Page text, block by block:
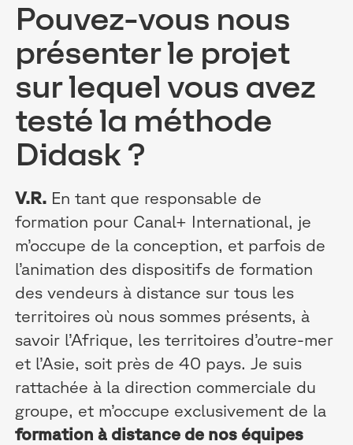
Pouvez-vous nous
présenter le projet
sur lequel vous avez
testé la méthode
Didask ?
V.R. En tant que responsable de
formation pour Canal+ International, je
m’occupe de la conception, et parfois de
l’animation des dispositifs de formation
des vendeurs à distance sur tous les
territoires où nous sommes présents, à
savoir l’Afrique, les territoires d’outre-mer
et l’Asie, soit près de 40 pays. Je suis
rattachée à la direction commerciale du
groupe, et m’occupe exclusivement de la
formation à distance de nos équipes